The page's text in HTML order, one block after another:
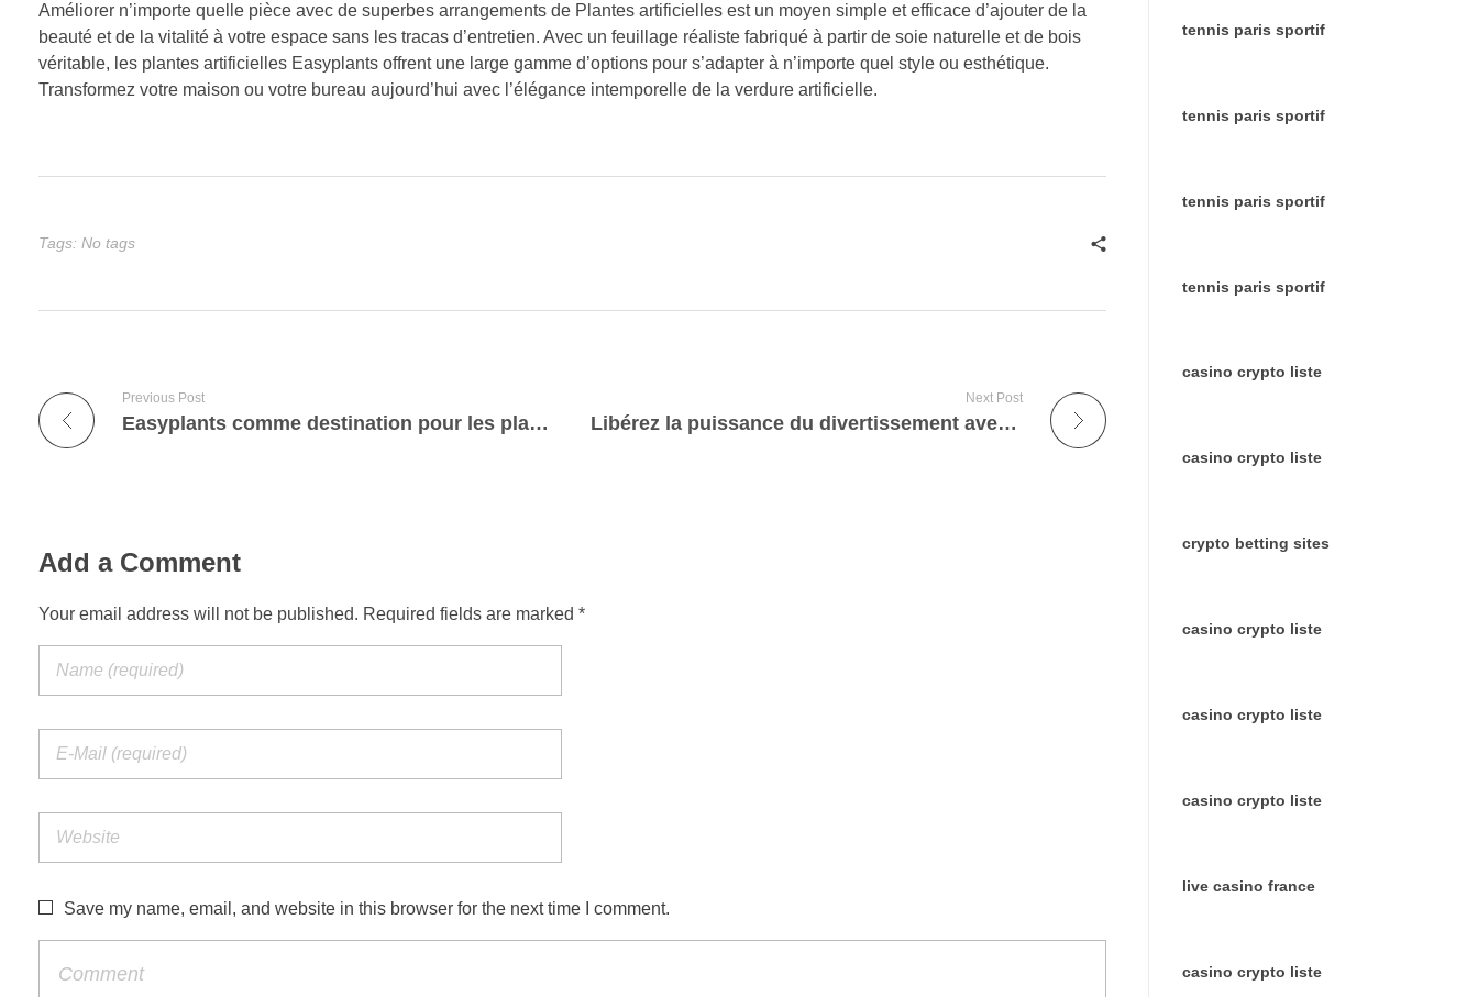
Améliorer n’importe quelle pièce avec de superbes arrangements de Plantes artificielles est un moyen simple et efficace d’ajouter de la
beauté et de la vitalité à votre espace sans les tracas d’entretien. Avec un feuillage réaliste fabriqué à partir de soie naturelle et de bois
véritable, les plantes artificielles Easyplants offrent une large gamme d’options pour s’adapter à n’importe quel style ou esthétique.
Transformez votre maison ou votre bureau aujourd’hui avec l’élégance intemporelle de la verdure artificielle.
Tags: No tags
Previous Post
Easyplants comme destination pour les plantes à soie haut de gamme
Next Post
Libérez la puissance du divertissement avec le meilleur abonnement IPTV
Add a Comment
Your email address will not be published. Required fields are marked *
Save my name, email, and website in this browser for the next time I comment.
tennis paris sportif
tennis paris sportif
tennis paris sportif
tennis paris sportif
casino crypto liste
casino crypto liste
crypto betting sites
casino crypto liste
casino crypto liste
casino crypto liste
live casino france
casino crypto liste